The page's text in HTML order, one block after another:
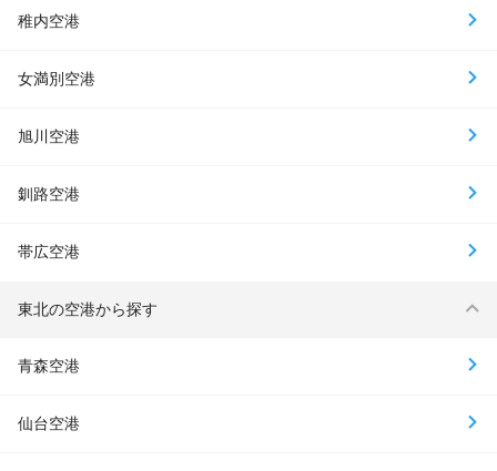
稚内空港
女満別空港
旭川空港
釧路空港
帯広空港
東北の空港から探す
青森空港
仙台空港